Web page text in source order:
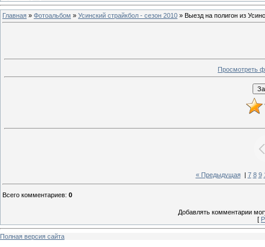
Главная » Фотоальбом » Усинский страйкбол - сезон 2010 » Выезд на полигон из
Просмотреть
« Предыдущая| 7 8 9
Всего комментариев: 0
Добавлять комментарии
[
Полная версия сайта